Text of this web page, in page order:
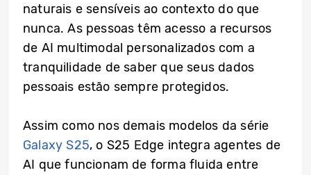
naturais e sensíveis ao contexto do que
nunca. As pessoas têm acesso a recursos
de AI multimodal personalizados com a
tranquilidade de saber que seus dados
pessoais estão sempre protegidos.
Assim como nos demais modelos da série
Galaxy S25, o S25 Edge integra agentes de
AI que funcionam de forma fluida entre